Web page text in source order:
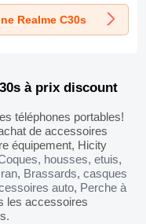
Parleur K08 pour
Realme C30s Noir
Realme C30s
à prix discount
téléphones portables!
de accessoires
équipement, Hicity
housses, etuis,
, Brassards, casques
auto, Perche à
les accessoires